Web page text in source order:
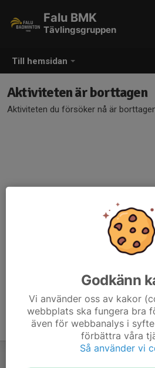
Till hemsidan
Falu BMK
Tävlingsgruppen
Aktiviteten är borttagen
Aktiviteten du försöker nå är
Godkänn
Vi använder oss av kakor
webbplats ska fungera bra
även för webbanalys i
förbättra våra
Så använder vi